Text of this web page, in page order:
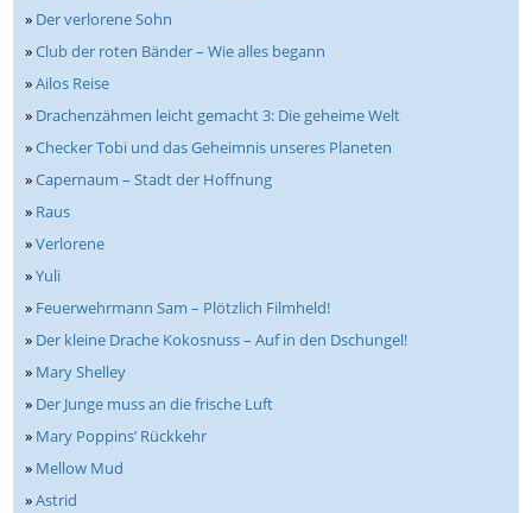
» Der verlorene Sohn
»Club der roten Bänder – Wie alles begann
»Ailos Reise
» Drachenzähmen leicht gemacht 3: Die geheime Welt
»Checker Tobi und das Geheimnis unseres Planeten
»Capernaum – Stadt der Hoffnung
» Raus
»Verlorene
»Yuli
» Feuerwehrmann Sam – Plötzlich Filmheld!
» Der kleine Drache Kokosnuss – Auf in den Dschungel!
» Mary Shelley
» Der Junge muss an die frische Luft
» Mary Poppins’ Rückkehr
» Mellow Mud
»Astrid